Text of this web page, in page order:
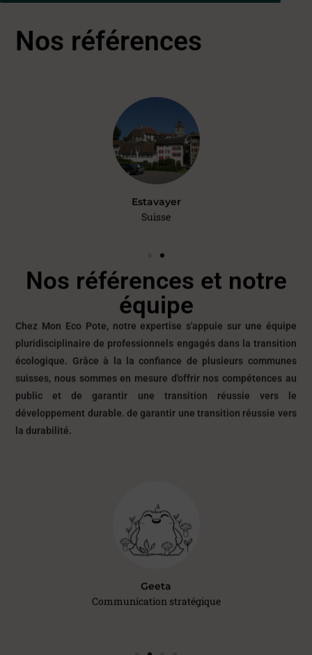
Nos références
Estavayer
Suisse
Nos références et notre
équipe
Chez Mon Eco Pote, notre expertise s'appuie sur une équipe
Communication stratégique